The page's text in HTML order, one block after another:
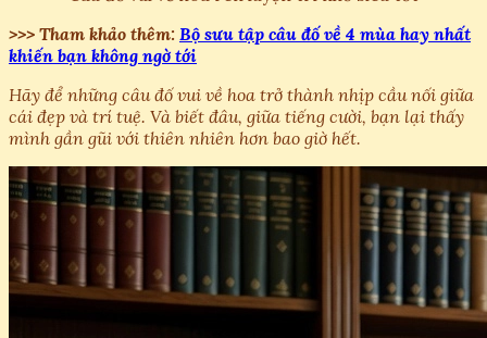
>>> Tham khảo thêm: Bộ sưu tập câu đố về 4 mùa hay nhất
khiến bạn không ngờ tới
Hãy để những câu đố vui về hoa trở thành nhịp cầu nối giữa
cái đẹp và trí tuệ. Và biết đâu, giữa tiếng cười, bạn lại thấy
mình gần gũi với thiên nhiên hơn bao giờ hết.